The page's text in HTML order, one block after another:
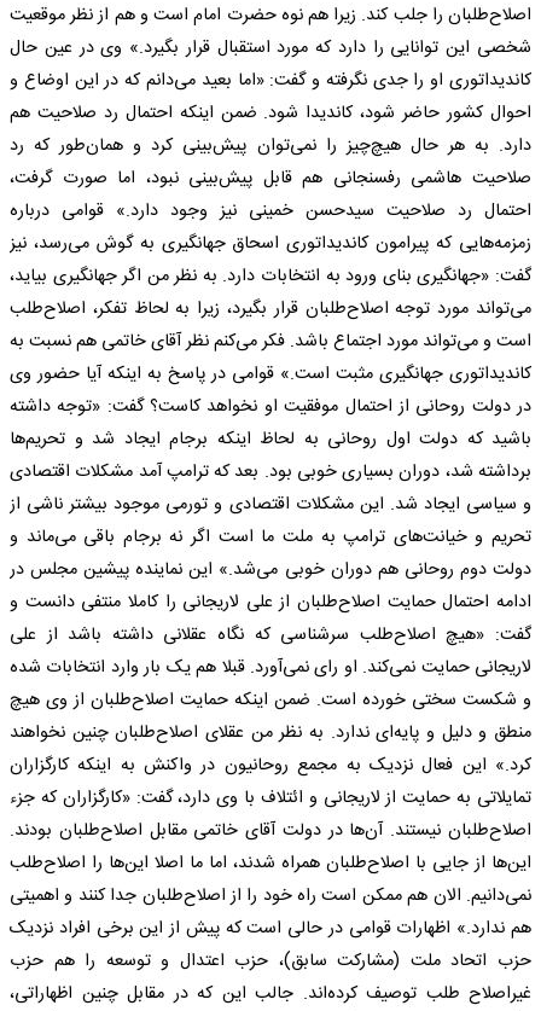
اصلاح‌طلبان را جلب کند. زیرا هم نوه حضرت امام است و هم از نظر موقعیت
شخصی این توانایی را دارد که مورد استقبال قرار بگیرد.» وی در عین حال
کاندیداتوری او را جدی نگرفته و گفت: «اما بعید می‌دانم که در این اوضاع و
احوال کشور حاضر شود، کاندیدا شود. ضمن اینکه احتمال رد صلاحیت هم
دارد. به هر حال هیچ‌چیز را نمی‌توان پیش‌بینی کرد و همان‌طور که رد
صلاحیت هاشمی رفسنجانی هم قابل پیش‌بینی نبود، اما صورت گرفت،
احتمال رد صلاحیت سیدحسن خمینی نیز وجود دارد.» قوامی درباره
زمزمه‌هایی که پیرامون کاندیداتوری اسحاق جهانگیری به گوش می‌رسد، نیز
گفت: «جهانگیری بنای ورود به انتخابات دارد. به نظر من اگر جهانگیری بیاید،
می‌تواند مورد توجه اصلاح‌طلبان قرار بگیرد، زیرا به لحاظ تفکر، اصلاح‌طلب
است و می‌تواند مورد اجتماع باشد. فکر می‌کنم نظر آقای خاتمی هم نسبت به
کاندیداتوری جهانگیری مثبت است.» قوامی در پاسخ به اینکه آیا حضور وی
در دولت روحانی از احتمال موفقیت او نخواهد کاست؟ گفت: «توجه داشته
باشید که دولت اول روحانی به لحاظ اینکه برجام ایجاد شد و تحریم‌ها
برداشته شد، دوران بسیاری خوبی بود. بعد که ترامپ آمد مشکلات اقتصادی
و سیاسی ایجاد شد. این مشکلات اقتصادی و تورمی موجود بیشتر ناشی از
تحریم و خیانت‌های ترامپ به ملت ما است اگر نه برجام باقی می‌ماند و
دولت دوم روحانی هم دوران خوبی می‌شد.» این نماینده پیشین مجلس در
ادامه احتمال حمایت اصلاح‌طلبان از علی لاریجانی را کاملا منتفی دانست و
گفت: «هیچ اصلاح‌طلب سرشناسی که نگاه عقلانی داشته باشد از علی
لاریجانی حمایت نمی‌کند. او رای نمی‌آورد. قبلا هم یک بار وارد انتخابات شده
و شکست سختی خورده است. ضمن اینکه حمایت اصلاح‌طلبان از وی هیچ
منطق و دلیل و پایه‌ای ندارد. به نظر من عقلای اصلاح‌طلبان چنین نخواهند
کرد.» این فعال نزدیک به مجمع روحانیون در واکنش به اینکه کارگزاران
تمایلاتی به حمایت از لاریجانی و ائتلاف با وی دارد، گفت: «کارگزاران که جزء
اصلاح‌طلبان نیستند. آن‌ها در دولت آقای خاتمی مقابل اصلاح‌طلبان بودند.
این‌ها از جایی با اصلاح‌طلبان همراه شدند، اما ما اصلا این‌ها را اصلاح‌طلب
نمی‌دانیم. الان هم ممکن است راه خود را از اصلاح‌طلبان جدا کنند و اهمیتی
هم ندارد.» اظهارات قوامی در حالی است که پیش از این برخی افراد نزدیک
حزب اتحاد ملت (مشارکت سابق)، حزب اعتدال و توسعه را هم حزب
غیراصلاح طلب توصیف کرده‌اند. جالب این که در مقابل چنین اظهاراتی،